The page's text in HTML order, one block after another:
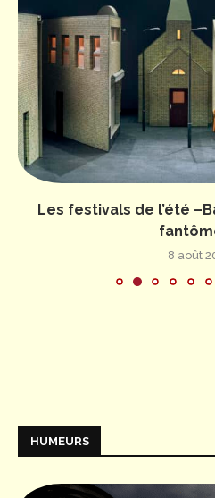
Les festivals de l’été
8 août
HUMEURS